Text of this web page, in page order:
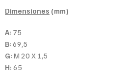
Dimensiones (mm)
A: 75
B: 69,5
G: M 20 X 1,5
H: 65